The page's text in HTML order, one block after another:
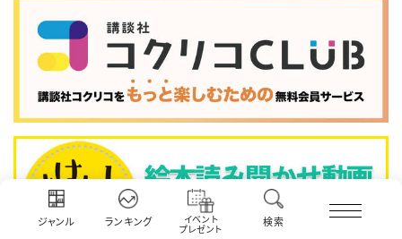
ジャンル ランキング イベント
プレゼント
検索